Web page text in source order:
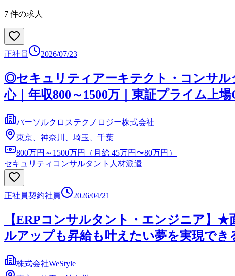
7 件の求人
正社員 2026/07/23
◎セキュリティアーキテクト・コンサル
心｜年収800～1500万｜東証プライム上場
パーソルクロステクノロジー株式会社
東京、神奈川、埼玉、千葉
800万円～1500万円（月給 45万円〜80万円）
セキュリティコンサルタント 人材派遣
正社員契約社員 2026/04/21
【ERPコンサルタント・エンジニア】
ルアップも昇給も叶えたい夢を実現でき
株式会社WeStyle